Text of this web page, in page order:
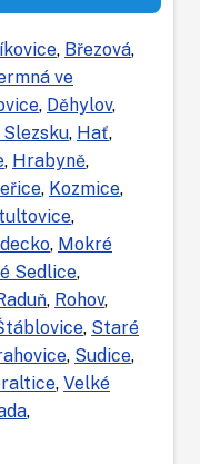
, Březová,
ve
, Děhylov,
Slezsku, Hať,
, Hrabyně,
, Kozmice,
,
, Mokré
Sedlice,
, Rohov,
, Staré
, Sudice,
, Velké
,